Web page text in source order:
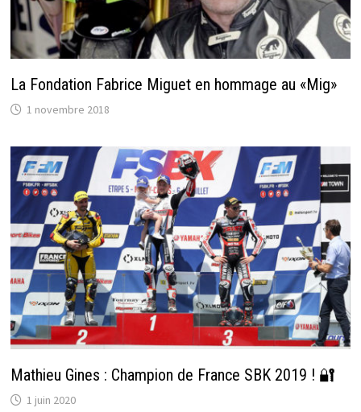
La Fondation Fabrice Miguet en hommage au «Mig»
1 novembre 2018
Mathieu Gines : Champion de France SBK 2019 ! 🔐
1 juin 2020